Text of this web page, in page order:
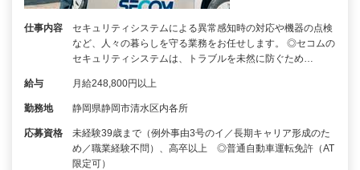
仕事内容
セキュリティシステムによる異常感知時の対応や機器の点検
など、人々の暮らしを守る業務をお任せします。 ◎セコムの
セキュリティシステムは、トラブルを未然に防ぐため…
給与 月給248,800円以上
勤務地 静岡県静岡市清水区内各所
応募資格
未経験39歳まで（例外事由3号のイ／長期キャリア形成のた
め／職業経験不問）、高卒以上 ◎普通自動車運転免許（AT
限定可）